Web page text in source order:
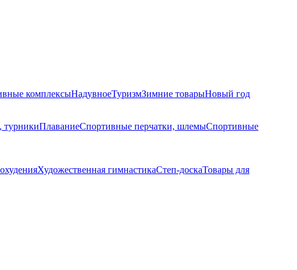
комплексыНадувноеТуризмЗимние товарыНовый год
турникиПлаваниеСпортивные перчатки, шлемыСпортивные
Художественная гимнастикаСтеп-доскаТовары для